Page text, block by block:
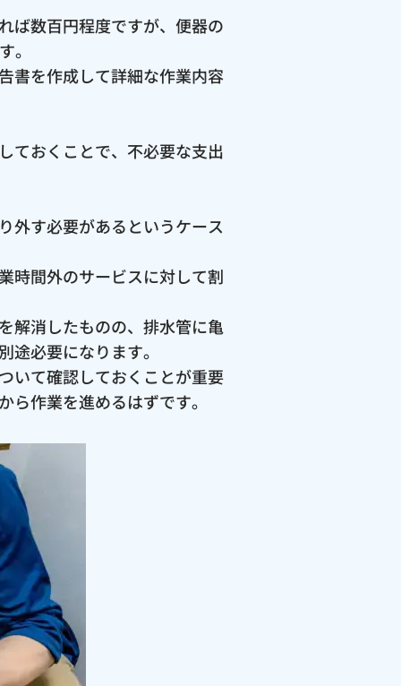
ば数百円程度ですが、便器の
。
書を作成して詳細な作業内容
ておくことで、不必要な支出
外す必要があるというケース
時間外のサービスに対して割
解消したものの、排水管に亀
必要になります。
いて確認しておくことが重要
作業を進めるはずです。